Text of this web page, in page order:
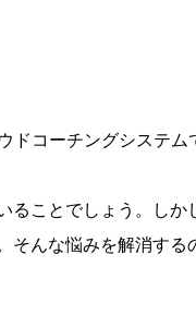
ドコーチングシステム
ることでしょう。しか
そんな悩みを解消す